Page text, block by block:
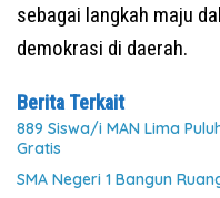
sebagai langkah maju
demokrasi di daerah.
Berita Terkait
889 Siswa/i MAN Lima
Gratis
SMA Negeri 1 Bangun